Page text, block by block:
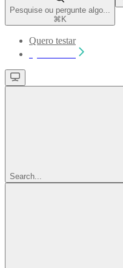
Pesquise ou pergunte algo...
⌘ K
Quero testar
Search...